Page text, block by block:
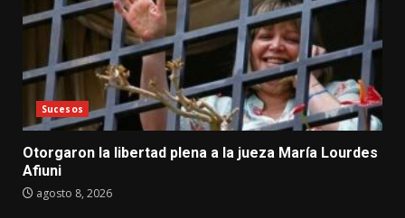
Sucesos
Otorgaron la libertad plena a la jueza María Lourdes
Afiuni
agosto 8, 2026